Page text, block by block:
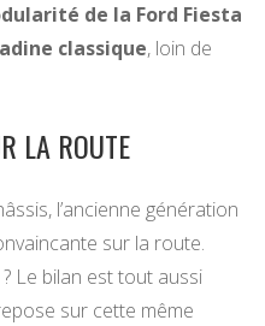
de la Ford Fiesta
classique, loin de
LA ROUTE
l’ancienne génération
sur la route.
Le bilan est tout aussi
sur cette même